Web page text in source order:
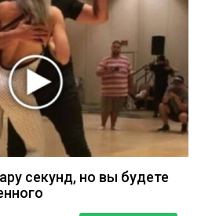
секунд, но вы будете